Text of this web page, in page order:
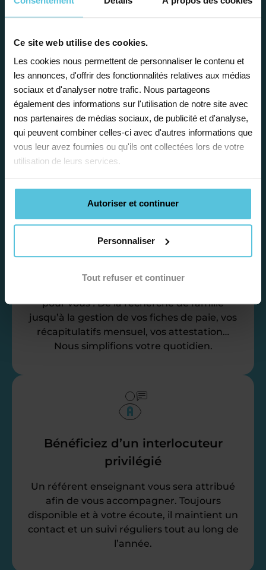
Ce site web utilise des cookies.
Les cookies nous permettent de personnaliser le contenu et
les annonces, d'offrir des fonctionnalités relatives aux médias
sociaux et d'analyser notre trafic. Nous partageons
également des informations sur l'utilisation de notre site avec
nos partenaires de médias sociaux, de publicité et d'analyse,
qui peuvent combiner celles-ci avec d'autres informations que
vous leur avez fournies ou qu'ils ont collectées lors de votre
utilisation de leurs services.
Autoriser et continuer
Personnaliser
Tout refuser et continuer
Enseignez près de chez vous, selon
vos horaires
Afin de garantir le meilleur
accompagnement, nous organisons votre
emploi du temps en fonction de votre profil,
vos disponibilités et votre flexibilité.
Déléguez vos tâches
pour vous ! De la recherche de famille
jusqu’à la gestion de vos fiches de paie, vos
récapitulatifs mensuel, vos attestation…
Nous simplifions votre quotidien.
Bénéficiez d’un interlocuteur
privilégié
Un référent enseignant vous sera attribué
afin de vous accompagner. Toujours
disponible et à votre écoute, il maintient un
contact et un suivi réguliers tout au long de
l’année.